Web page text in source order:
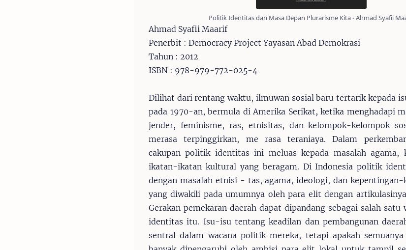
Politik Identitas dan Masa Depan Plurarisme Kita - Ahmad Syafii
Ahmad Syafii Maarif
Penerbit : Democracy Project Yayasan Abad Demokrasi
Tahun : 2012
ISBN : 978-979-772-025-4
Dilihat dari rentang waktu, ilmuwan sosial baru tertarik kepada
pada 1970-an, bermula di Amerika Serikat, ketika menghadapi
jender, feminisme, ras, etnisitas, dan kelompok-kelompok
merasa terpinggirkan, me rasa teraniaya. Dalam
cakupan politik identitas ini meluas kepada masalah agama,
ikatan-ikatan kultural yang beragam. Di Indonesia politik
dengan masalah etnisi - tas, agama, ideologi, dan
yang diwakili pada umumnya oleh para elit dengan
Gerakan pemekaran daerah dapat dipandang sebagai salah
identitas itu. Isu-isu tentang keadilan dan pembangunan
sentral dalam wacana politik mereka, tetapi apakah